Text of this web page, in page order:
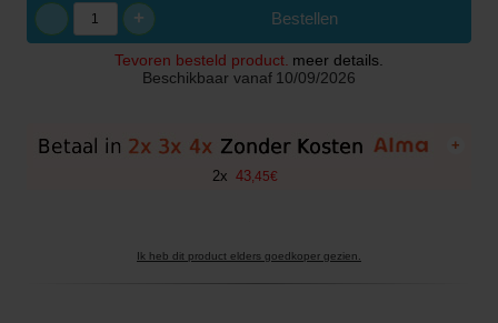
Bestellen
+
Tevoren besteld product. meer details.
Beschikbaar vanaf 10/09/2026
+
2x 43 45€
Ik heb dit product elders goedkoper gezien.